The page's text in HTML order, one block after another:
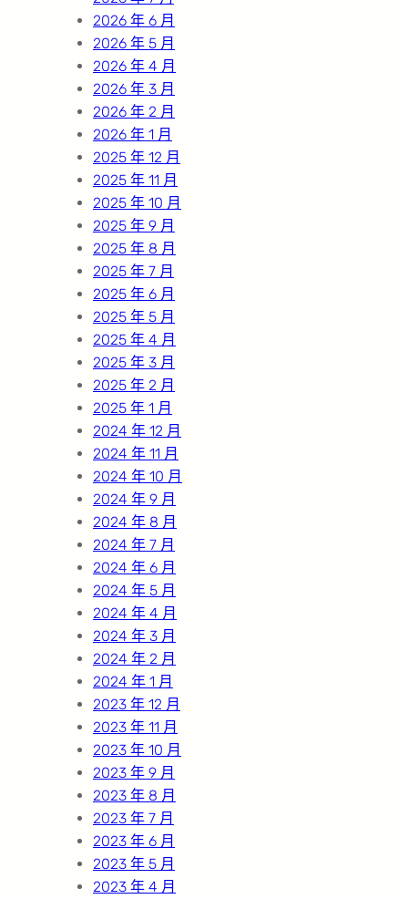
2026 年 6 月
2026 年 5 月
2026 年 4 月
2026 年 3 月
2026 年 2 月
2026 年 1 月
2025 年 12 月
2025 年 11 月
2025 年 10 月
2025 年 9 月
2025 年 8 月
2025 年 7 月
2025 年 6 月
2025 年 5 月
2025 年 4 月
2025 年 3 月
2025 年 2 月
2025 年 1 月
2024 年 12 月
2024 年 11 月
2024 年 10 月
2024 年 9 月
2024 年 8 月
2024 年 7 月
2024 年 6 月
2024 年 5 月
2024 年 4 月
2024 年 3 月
2024 年 2 月
2024 年 1 月
2023 年 12 月
2023 年 11 月
2023 年 10 月
2023 年 9 月
2023 年 8 月
2023 年 7 月
2023 年 6 月
2023 年 5 月
2023 年 4 月